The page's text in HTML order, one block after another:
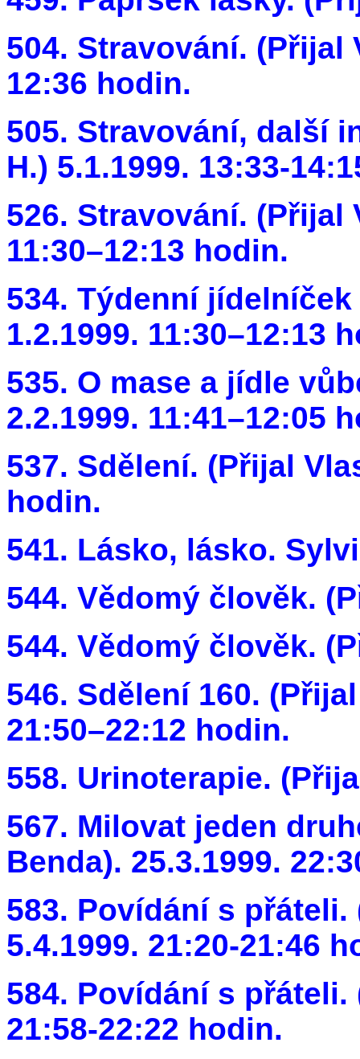
504. Stravování. (Přijal
12:36 hodin.
505. Stravování, další
H.) 5.1.1999. 13:33-
526. Stravování. (Přijal
11:30–12:13 hodin.
534. Týdenní
1.2.1999. 11:30–12:13
535. O mase a jídle
2.2.1999. 11:41–12:05
537. Sdělení. (Přijal
hodin.
541. Lásko, lásko.
544. Vědomý člověk.
544. Vědomý člověk.
546. Sdělení 160.
21:50–22:12 hodin.
558. Urinoterapie.
567. Milovat jeden
Benda). 25.3.1999.
583. Povídání s
5.4.1999. 21:20-21:46
584. Povídání s
21:58-22:22 hodin.